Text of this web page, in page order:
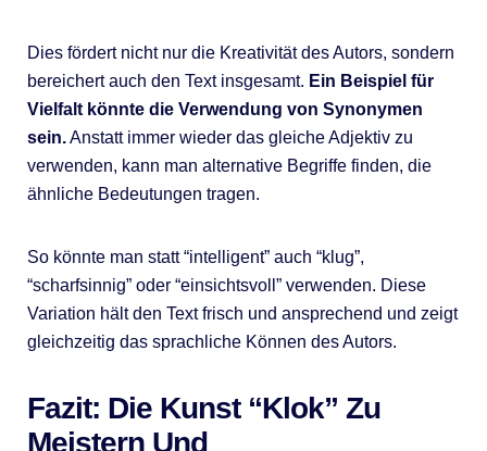
Dies fördert nicht nur die Kreativität des Autors, sondern
bereichert auch den Text insgesamt. Ein Beispiel für
Vielfalt könnte die Verwendung von Synonymen
sein.Anstatt immer wieder das gleiche Adjektiv zu
verwenden, kann man alternative Begriffe finden, die
ähnliche Bedeutungen tragen.
So könnte man statt “intelligent” auch “klug”,
“scharfsinnig” oder “einsichtsvoll” verwenden. Diese
Variation hält den Text frisch und ansprechend und zeigt
gleichzeitig das sprachliche Können des Autors.
Fazit: Die Kunst “Klok” Zu
Meistern Und